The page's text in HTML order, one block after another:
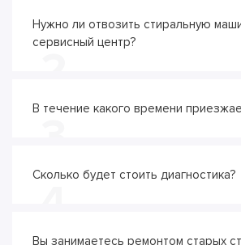
Нужно ли отвозить стиральную
сервисный центр?
В течение какого времени
Сколько будет стоить диагностика?
Вы занимаетесь ремонтом старых